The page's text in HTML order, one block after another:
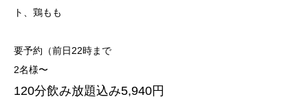
ト、鶏もも
要予約（前日22時まで
2名様〜
120分飲み放題込み5,940円